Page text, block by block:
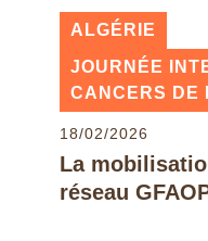
ALGÉRIE
JOURNÉE
CANCERS DE
18/02/2026
La
réseau